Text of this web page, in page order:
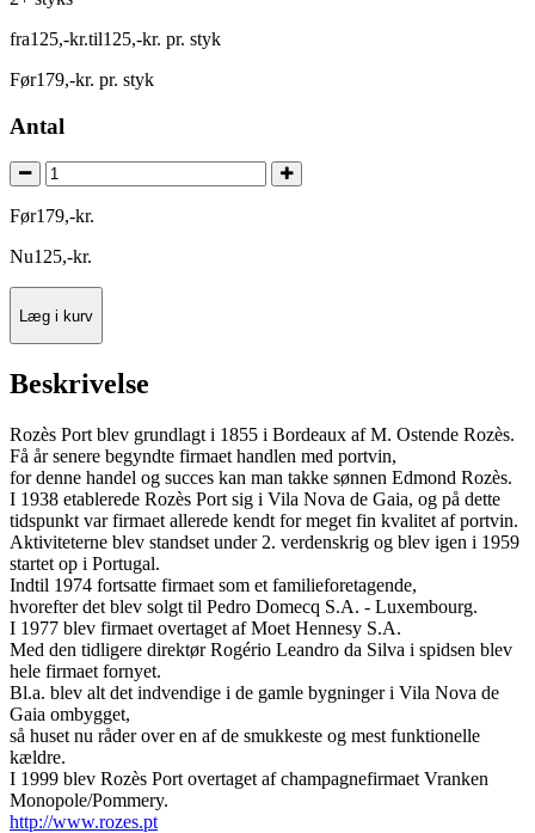
fra125,-kr.til125,-kr. pr. styk
Før179,-kr. pr. styk
Antal
Før179,-kr.
Nu125,-kr.
Læg i kurv
Beskrivelse
Rozès Port blev grundlagt i 1855 i Bordeaux af M. Ostende Rozès.
Få år senere begyndte firmaet handlen med portvin,
for denne handel og succes kan man takke sønnen Edmond Rozès.
I 1938 etablerede Rozès Port sig i Vila Nova de Gaia, og på dette
tidspunkt var firmaet allerede kendt for meget fin kvalitet af portvin.
Aktiviteterne blev standset under 2. verdenskrig og blev igen i 1959
startet op i Portugal.
Indtil 1974 fortsatte firmaet som et familieforetagende,
hvorefter det blev solgt til Pedro Domecq S.A. - Luxembourg.
I 1977 blev firmaet overtaget af Moet Hennesy S.A.
Med den tidligere direktør Rogério Leandro da Silva i spidsen blev
hele firmaet fornyet.
Bl.a. blev alt det indvendige i de gamle bygninger i Vila Nova de
Gaia ombygget,
så huset nu råder over en af de smukkeste og mest funktionelle
kældre.
I 1999 blev Rozès Port overtaget af champagnefirmaet Vranken
Monopole/Pommery.
http://www.rozes.pt